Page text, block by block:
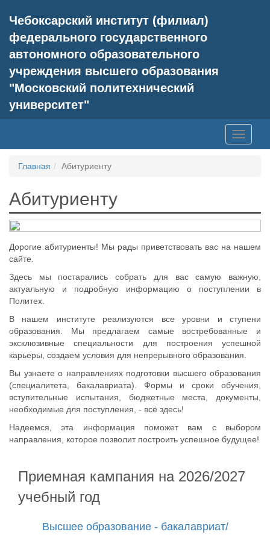
Чебоксарский институт (филиал)
федерального государственного
автономного образовательного
учреждения высшего образования
"Московский политехнический
университет"
Toggle
Главная
Абитуриенту
Абитуриенту
Дорогие абитуриенты! Мы рады приветствовать вас на нашем
сайте.
Здесь мы постарались собрать для вас самую важную,
актуальную и подробную информацию о поступлении в
Политех.
В нашем институте реализуются все уровни и ступени
образования. Мы предлагаем самые востребованные и
эксклюзивные специальности для построения успешной
карьеры, создаем условия для непрерывного образования.
Вы узнаете о направлениях подготовки высшего образования
(специалитета, бакалавриата). Формы и сроки обучения,
вступительные испытания, бюджетные места, документы,
необходимые для поступления, - всё здесь!
Надеемся, эта информация поможет вам с выбором
направления, которое позволит построить успешное будущее!
Приемная кампания на 2026/2027
учебный год
Высшее образование - бакалавриат/